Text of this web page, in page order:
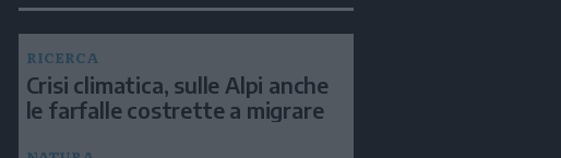
RICERCA
Crisi climatica, sulle Alpi anche
le farfalle costrette a migrare